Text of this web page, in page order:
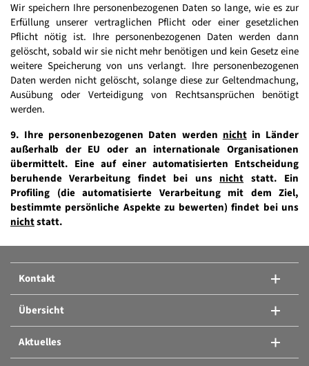
Wir speichern Ihre personenbezogenen Daten so lange, wie es zur
Erfüllung unserer vertraglichen Pflicht oder einer gesetzlichen
Pflicht nötig ist. Ihre personenbezogenen Daten werden dann
gelöscht, sobald wir sie nicht mehr benötigen und kein Gesetz eine
weitere Speicherung von uns verlangt. Ihre personenbezogenen
Daten werden nicht gelöscht, solange diese zur Geltendmachung,
Ausübung oder Verteidigung von Rechtsansprüchen benötigt
werden.
9. Ihre personenbezogenen Daten werden nichtin Länder
außerhalb der EU oder an internationale Organisationen
übermittelt. Eine auf einer automatisierten Entscheidung
beruhende Verarbeitung findet bei uns nicht statt. Ein
Profiling (die automatisierte Verarbeitung mit dem Ziel,
bestimmte persönliche Aspekte zu bewerten) findet bei uns
nichtstatt.
Kontakt
Übersicht
Aktuelles